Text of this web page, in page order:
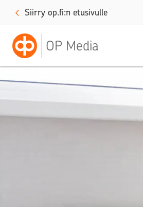
Siirry op.fi:n etusivulle
OP Media